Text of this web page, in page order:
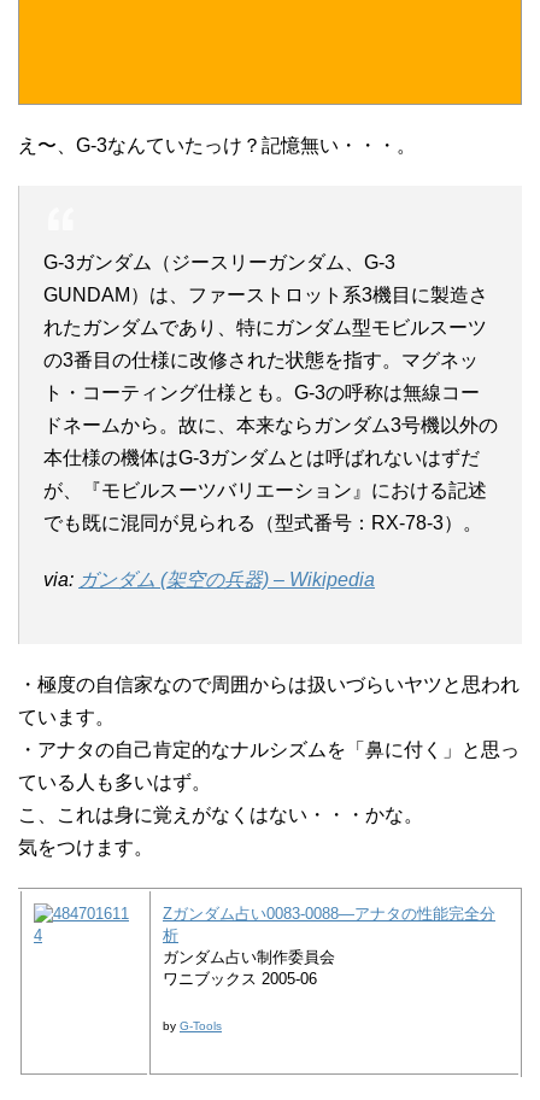
え〜、G-3なんていたっけ？記憶無い・・・。
G-3ガンダム（ジースリーガンダム、G-3
GUNDAM）は、ファーストロット系3機目に製造さ
れたガンダムであり、特にガンダム型モビルスーツ
の3番目の仕様に改修された状態を指す。マグネッ
ト・コーティング仕様とも。G-3の呼称は無線コー
ドネームから。故に、本来ならガンダム3号機以外の
本仕様の機体はG-3ガンダムとは呼ばれないはずだ
が、『モビルスーツバリエーション』における記述
でも既に混同が見られる（型式番号：RX-78-3）。
via: ガンダム (架空の兵器) – Wikipedia
・極度の自信家なので周囲からは扱いづらいヤツと思われ
ています。
・アナタの自己肯定的なナルシズムを「鼻に付く」と思っ
ている人も多いはず。
こ、これは身に覚えがなくはない・・・かな。
気をつけます。
Zガンダム占い0083‐0088―アナタの性能完全分
析
ガンダム占い制作委員会
ワニブックス 2005-06
by G-Tools